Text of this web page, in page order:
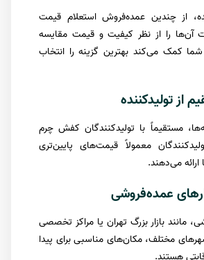
از چندین عمده‌فروش استعلام قیمت
آن‌ها را از نظر کیفیت و قیمت مقایسه
کمک می‌کند بهترین گزینه را انتخاب
مستقیماً با تولیدکنندگان کفش چرم
معمولاً قیمت‌های پایین‌تری
می‌دهند.
مانند بازار بزرگ تهران یا مراکز تخصصی
مختلف، مکان‌های مناسبی برای پیدا